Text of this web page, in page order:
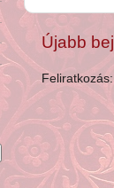
Újabb